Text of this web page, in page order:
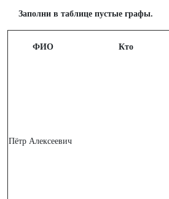
Заполни в таблице пустые графы.
ФИО Кто
Пётр Алексеевич